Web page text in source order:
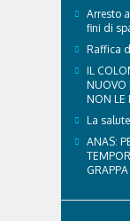
Arresto
fini di
Raffica
IL
NUOVO
NON LE
La
ANAS: